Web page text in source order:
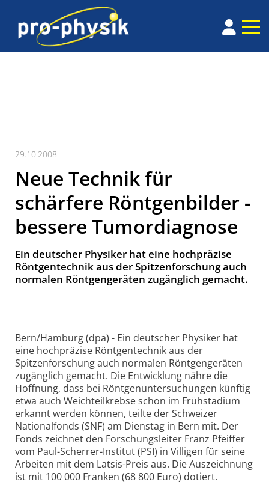
29.10.2008
Neue Technik für
schärfere Röntgenbilder -
bessere Tumordiagnose
Ein deutscher Physiker hat eine hochpräzise
Röntgentechnik aus der Spitzenforschung auch
normalen Röntgengeräten zugänglich gemacht.
Bern/Hamburg (dpa) - Ein deutscher Physiker hat
eine hochpräzise Röntgentechnik aus der
Spitzenforschung auch normalen Röntgengeräten
zugänglich gemacht. Die Entwicklung nähre die
Hoffnung, dass bei Röntgenuntersuchungen künftig
etwa auch Weichteilkrebse schon im Frühstadium
erkannt werden können, teilte der Schweizer
Nationalfonds (SNF) am Dienstag in Bern mit. Der
Fonds zeichnet den Forschungsleiter Franz Pfeiffer
vom Paul-Scherrer-Institut (PSI) in Villigen für seine
Arbeiten mit dem Latsis-Preis aus. Die Auszeichnung
ist mit 100 000 Franken (68 800 Euro) dotiert.